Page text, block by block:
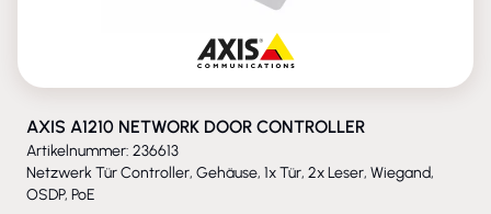
AXIS A1210 NETWORK DOOR CONTROLLER
Artikelnummer: 236613
Netzwerk Tür Controller, Gehäuse, 1x Tür, 2x Leser, Wiegand,
OSDP, PoE